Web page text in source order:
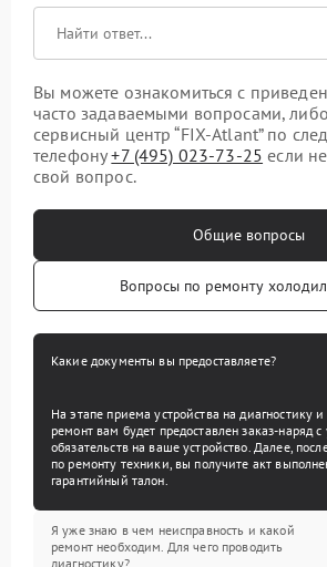
Вы можете ознакомиться с
часто задаваемыми вопросами,
сервисный центр “FIX-Atlant” по
телефону+7 (495) 023-73-25 если
свой вопрос.
Общие вопросы
Вопросы по ремонту
Какие документы вы предоставляете?
На этапе приема устройства на диагностику
ремонт вам будет предоставлен заказ-наряд
обязательств на ваше устройство. Далее,
по ремонту техники, вы получите акт
гарантийный талон.
Я уже знаю в чем неисправность и какой
ремонт необходим. Для чего проводить
диагностику?